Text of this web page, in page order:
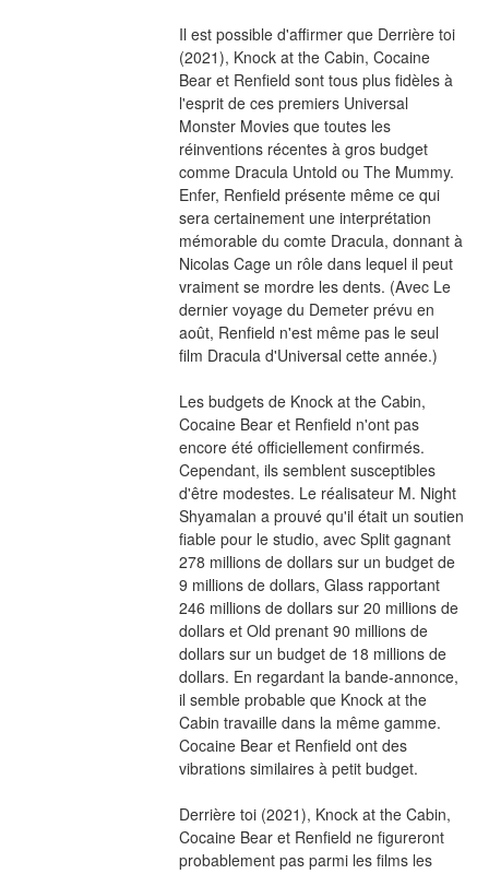
Il est possible d'affirmer que Derrière toi
(2021), Knock at the Cabin, Cocaine
Bear et Renfield sont tous plus fidèles à
l'esprit de ces premiers Universal
Monster Movies que toutes les
réinventions récentes à gros budget
comme Dracula Untold ou The Mummy.
Enfer, Renfield présente même ce qui
sera certainement une interprétation
mémorable du comte Dracula, donnant à
Nicolas Cage un rôle dans lequel il peut
vraiment se mordre les dents. (Avec Le
dernier voyage du Demeter prévu en
août, Renfield n'est même pas le seul
film Dracula d'Universal cette année.)
Les budgets de Knock at the Cabin,
Cocaine Bear et Renfield n'ont pas
encore été officiellement confirmés.
Cependant, ils semblent susceptibles
d'être modestes. Le réalisateur M. Night
Shyamalan a prouvé qu'il était un soutien
fiable pour le studio, avec Split gagnant
278 millions de dollars sur un budget de
9 millions de dollars, Glass rapportant
246 millions de dollars sur 20 millions de
dollars et Old prenant 90 millions de
dollars sur un budget de 18 millions de
dollars. En regardant la bande-annonce,
il semble probable que Knock at the
Cabin travaille dans la même gamme.
Cocaine Bear et Renfield ont des
vibrations similaires à petit budget.
Derrière toi (2021), Knock at the Cabin,
Cocaine Bear et Renfield ne figureront
probablement pas parmi les films les